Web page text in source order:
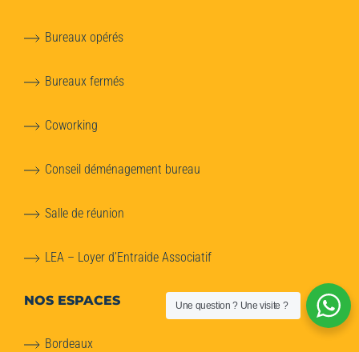
Bureaux opérés
Bureaux fermés
Coworking
Conseil déménagement bureau
Salle de réunion
LEA – Loyer d’Entraide Associatif
NOS ESPACES
Bordeaux
Une question ? Une visite ?